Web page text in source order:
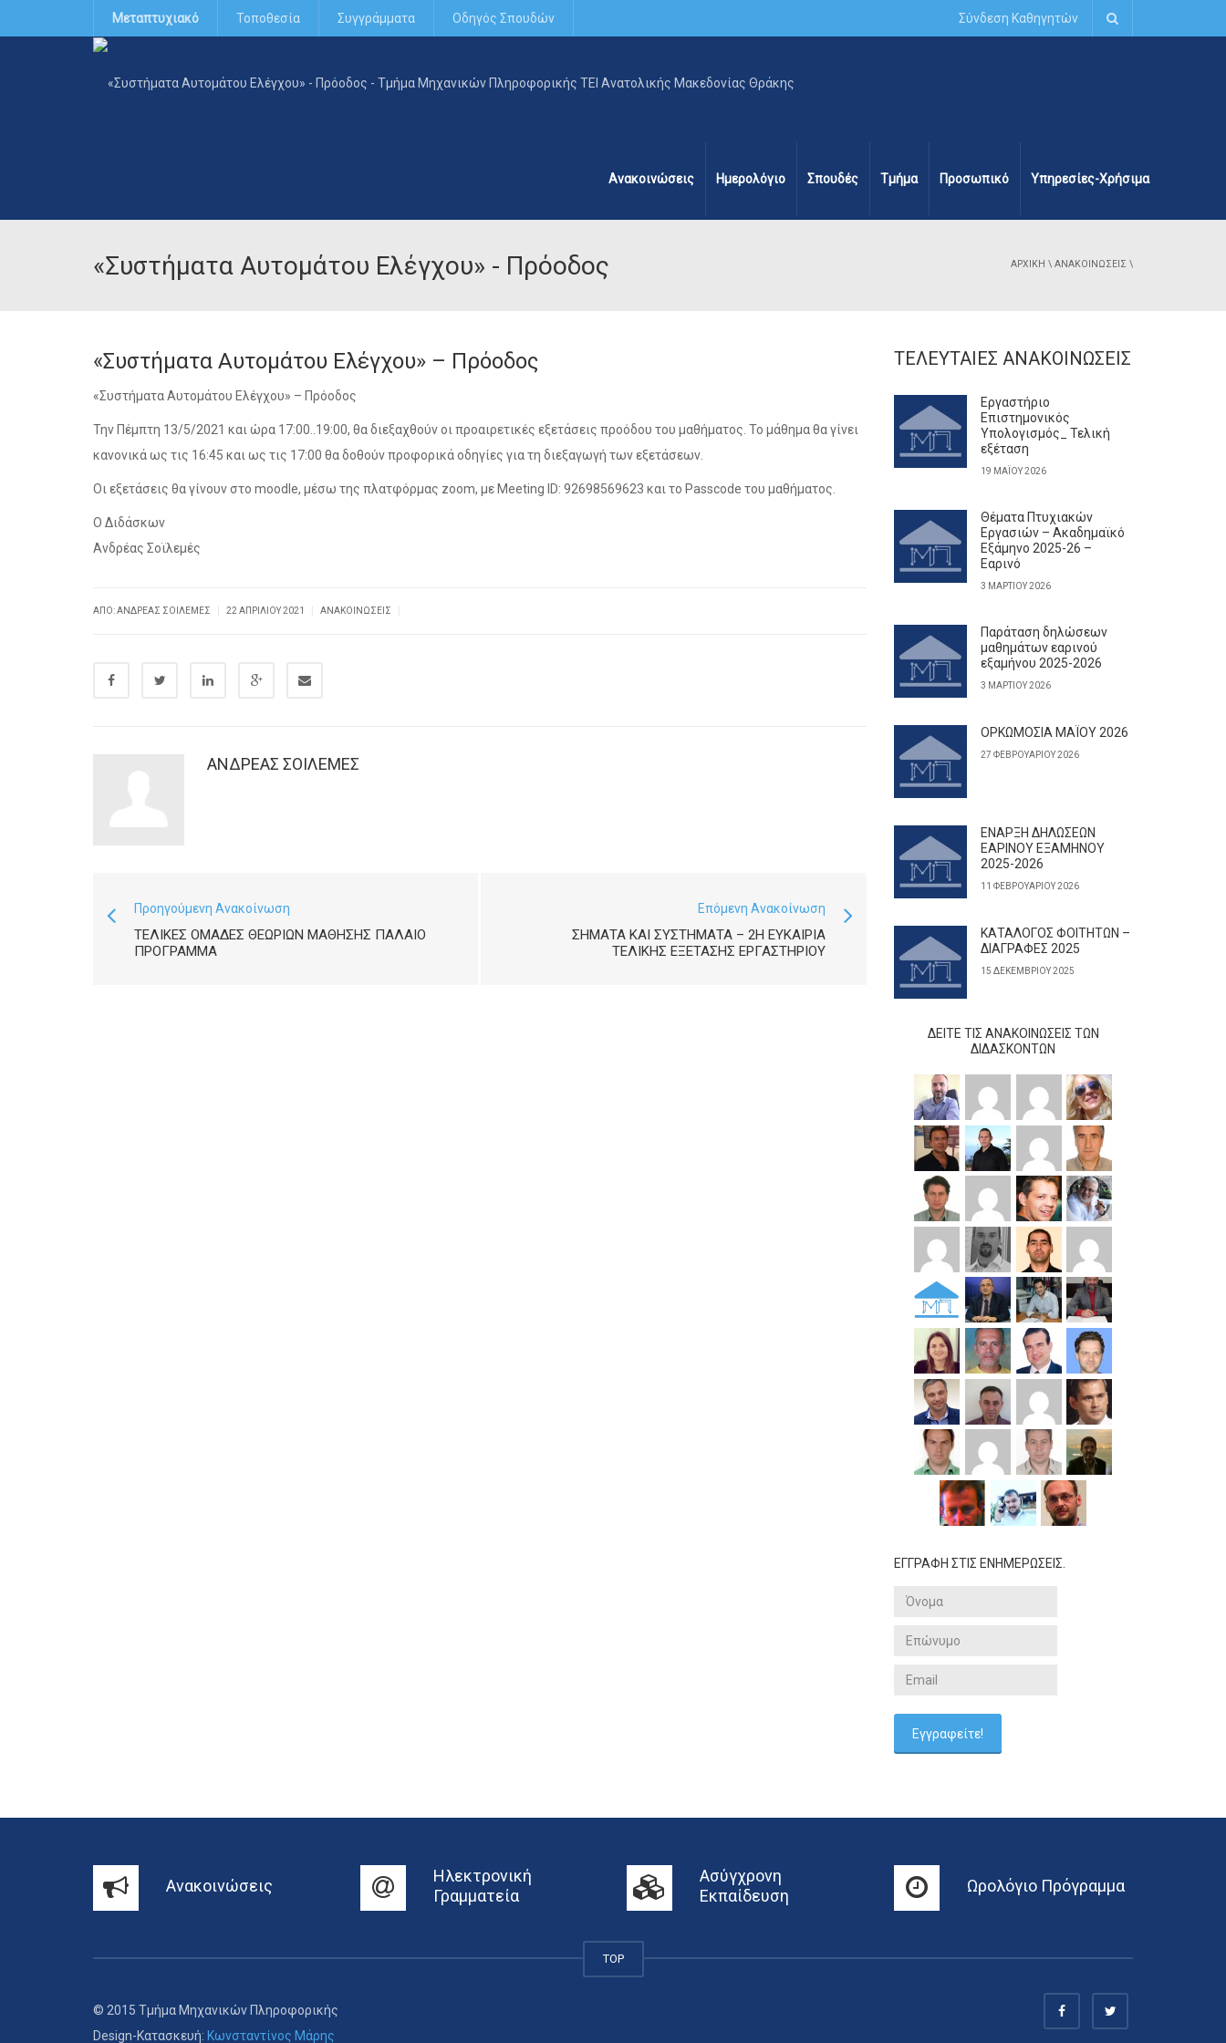
Μεταπτυχιακό Τοποθεσία Συγγράμματα Οδηγός Σπουδών Σύνδεση Καθηγητών
Ανακοινώσεις Ημερολόγιο Σπουδές Τμήμα Προσωπικό Υπηρεσίες-Χρήσιμα
«Συστήματα Αυτομάτου Ελέγχου» - Πρόοδος ΑΡΧΙΚΉ \ ΑΝΑΚΟΙΝΏΣΕΙΣ \
«Συστήματα Αυτομάτου Ελέγχου» – Πρόοδος
«Συστήματα Αυτομάτου Ελέγχου» – Πρόοδος
Την Πέμπτη 13/5/2021 και ώρα 17:00..19:00, θα διεξαχθούν οι προαιρετικές εξετάσεις προόδου του μαθήματος. Το μάθημα θα γίνει
κανονικά ως τις 16:45 και ως τις 17:00 θα δοθούν προφορικά οδηγίες για τη διεξαγωγή των εξετάσεων.
Οι εξετάσεις θα γίνουν στο moodle, μέσω της πλατφόρμας zoom, με Meeting ID: 92698569623 και το Passcode του μαθήματος.
Ο Διδάσκων
Ανδρέας Σοϊλεμές
ΑΠΌ: ΑΝΔΡΕΑΣ ΣΟΙΛΕΜΕΣ 22 ΑΠΡΙΛΊΟΥ 2021 ΑΝΑΚΟΙΝΏΣΕΙΣ
ΑΝΔΡΕΑΣ ΣΟΙΛΕΜΕΣ
Προηγούμενη Ανακοίνωση
ΤΕΛΙΚΕΣ ΟΜΑΔΕΣ ΘΕΩΡΙΩΝ ΜΑΘΗΣΗΣ ΠΑΛΑΙΟ
ΠΡΟΓΡΑΜΜΑ
Επόμενη Ανακοίνωση
ΣΉΜΑΤΑ ΚΑΙ ΣΥΣΤΉΜΑΤΑ – 2Η ΕΥΚΑΙΡΊΑ
ΤΕΛΙΚΉΣ ΕΞΈΤΑΣΗΣ ΕΡΓΑΣΤΗΡΊΟΥ
ΤΕΛΕΥΤΑΊΕΣ ΑΝΑΚΟΙΝΏΣΕΙΣ
Εργαστήριο
Επιστημονικός
Υπολογισμός_ Τελική
εξέταση
19 ΜΑΪ́ΟΥ 2026
Θέματα Πτυχιακών
Εργασιών – Ακαδημαϊκό
Εξάμηνο 2025-26 –
Εαρινό
3 ΜΑΡΤΊΟΥ 2026
Παράταση δηλώσεων
μαθημάτων εαρινού
εξαμήνου 2025-2026
3 ΜΑΡΤΊΟΥ 2026
ΟΡΚΩΜΟΣΙΑ ΜΑΪΟΥ 2026
27 ΦΕΒΡΟΥΑΡΊΟΥ 2026
ΕΝΑΡΞΗ ΔΗΛΩΣΕΩΝ
ΕΑΡΙΝΟΥ ΕΞΑΜΗΝΟΥ
2025-2026
11 ΦΕΒΡΟΥΑΡΊΟΥ 2026
ΚΑΤΑΛΟΓΟΣ ΦΟΙΤΗΤΩΝ –
ΔΙΑΓΡΑΦΕΣ 2025
15 ΔΕΚΕΜΒΡΊΟΥ 2025
ΔΕΊΤΕ ΤΙΣ ΑΝΑΚΟΙΝΏΣΕΙΣ ΤΩΝ
ΔΙΔΆΣΚΟΝΤΩΝ
ΕΓΓΡΑΦΗ ΣΤΙΣ ΕΝΗΜΕΡΩΣΕΙΣ.
Ανακοινώσεις
Ηλεκτρονική
Γραμματεία
Ασύγχρονη
Εκπαίδευση
Ωρολόγιο Πρόγραμμα
TOP
© 2015 Τμήμα Μηχανικών Πληροφορικής
Design-Κατασκευή: Κωνσταντίνος Μάρης